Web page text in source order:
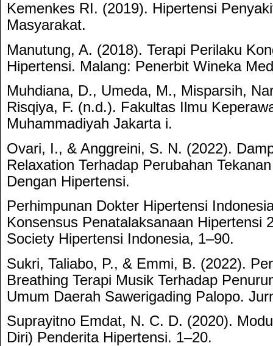
Kemenkes RI. (2019). Hipertensi
Masyarakat.
Manutung, A. (2018). Terapi Perilaku
Hipertensi. Malang: Penerbit Wineka
Muhdiana, D., Umeda, M., Misparsih,
Risqiya, F. (n.d.). Fakultas Ilmu
Muhammadiyah Jakarta i.
Ovari, I., & Anggreini, S. N. (2022).
Relaxation Terhadap Perubahan
Dengan Hipertensi.
Perhimpunan Dokter Hipertensi
Konsensus Penatalaksanaan Hipertensi
Society Hipertensi Indonesia, 1–90.
Sukri, Taliabo, P., & Emmi, B. (2022).
Breathing Terapi Musik Terhadap
Umum Daerah Sawerigading Palopo.
Suprayitno Emdat, N. C. D. (2020).
Diri) Penderita Hipertensi. 1–20.